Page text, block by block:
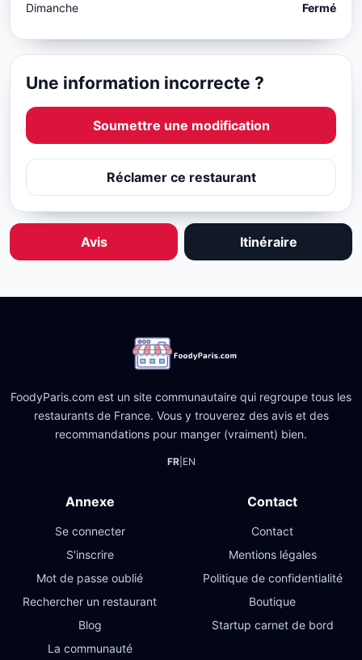
Dimanche Fermé
Une information incorrecte ?
Soumettre une modification
Réclamer ce restaurant
Avis Itinéraire
FoodyParis.com est un site communautaire qui regroupe tous les
restaurants de France. Vous y trouverez des avis et des
recommandations pour manger (vraiment) bien.
FR| EN
Annexe
Se connecter
S'inscrire
Mot de passe oublié
Rechercher un restaurant
Blog
La communauté
Contact
Contact
Mentions légales
Politique de confidentialité
Boutique
Startup carnet de bord